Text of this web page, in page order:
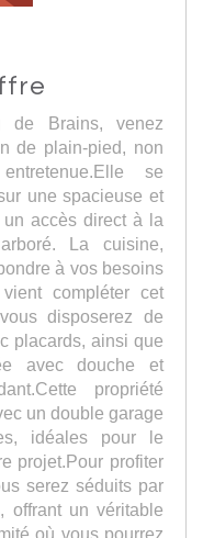
de Brains, venez
de plain-pied, non
se
une spacieuse et
accès direct à la
La cuisine,
à vos besoins
compléter cet
disposerez de
placards, ainsi que
avec douche et
propriété
un double garage
idéales pour le
projet.Pour profiter
serez séduits par
offrant un véritable
où vous pourrez